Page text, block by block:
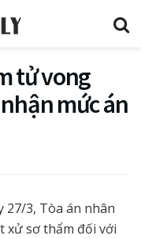
tử vong
mức án
3, Tòa án nhân
xử sơ thẩm đối với